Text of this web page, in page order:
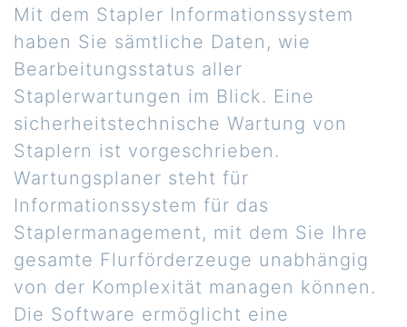
Mit dem Stapler Informationssystem
haben Sie sämtliche Daten, wie
Bearbeitungsstatus aller
Staplerwartungen im Blick. Eine
sicherheitstechnische Wartung von
Staplern ist vorgeschrieben.
Wartungsplaner steht für
Informationssystem für das
Staplermanagement, mit dem Sie Ihre
gesamte Flurförderzeuge unabhängig
von der Komplexität managen können.
Die Software ermöglicht eine